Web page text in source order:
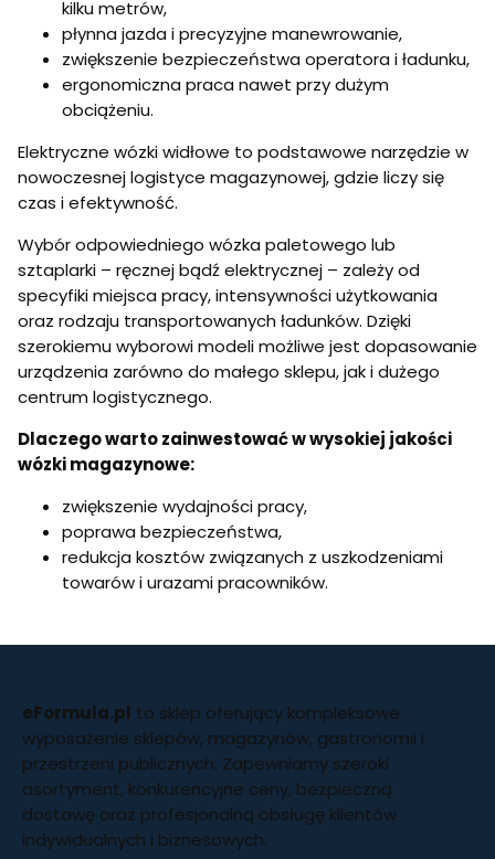
kilku metrów,
płynna jazda i precyzyjne manewrowanie,
zwiększenie bezpieczeństwa operatora i ładunku,
ergonomiczna praca nawet przy dużym
obciążeniu.
Elektryczne wózki widłowe to podstawowe narzędzie w
nowoczesnej logistyce magazynowej, gdzie liczy się
czas i efektywność.
Wybór odpowiedniego wózka paletowego lub
sztaplarki – ręcznej bądź elektrycznej – zależy od
specyfiki miejsca pracy, intensywności użytkowania
oraz rodzaju transportowanych ładunków. Dzięki
szerokiemu wyborowi modeli możliwe jest dopasowanie
urządzenia zarówno do małego sklepu, jak i dużego
centrum logistycznego.
Dlaczego warto zainwestować w wysokiej jakości
wózki magazynowe:
zwiększenie wydajności pracy,
poprawa bezpieczeństwa,
redukcja kosztów związanych z uszkodzeniami
towarów i urazami pracowników.
eFormula.pl to sklep oferujący kompleksowe
wyposażenie sklepów, magazynów, gastronomii i
przestrzeni publicznych. Zapewniamy szeroki
asortyment, konkurencyjne ceny, bezpieczną
dostawę oraz profesjonalną obsługę klientów
indywidualnych i biznesowych.